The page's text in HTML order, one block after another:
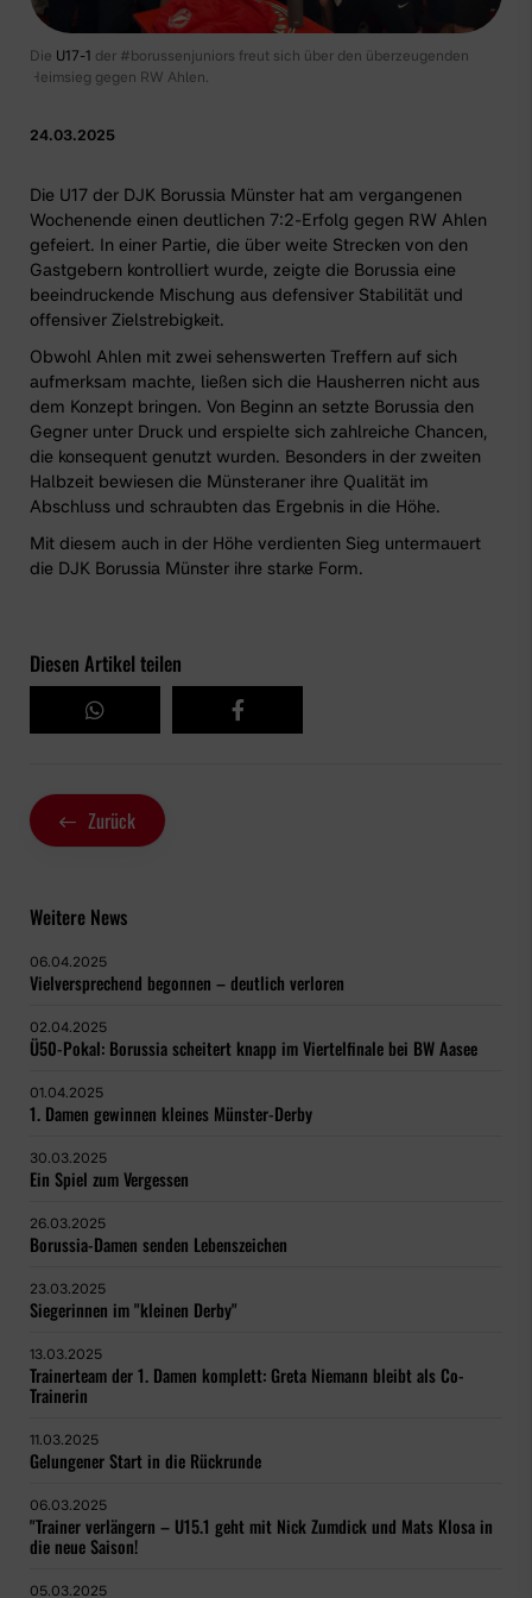
Die U17-1 der #borussenjuniors freut sich über den überzeugenden
Heimsieg gegen RW Ahlen.
24.03.2025
Die U17 der DJK Borussia Münster hat am vergangenen
Wochenende einen deutlichen 7:2-Erfolg gegen RW Ahlen
gefeiert. In einer Partie, die über weite Strecken von den
Gastgebern kontrolliert wurde, zeigte die Borussia eine
beeindruckende Mischung aus defensiver Stabilität und
offensiver Zielstrebigkeit.
Obwohl Ahlen mit zwei sehenswerten Treffern auf sich
aufmerksam machte, ließen sich die Hausherren nicht aus
dem Konzept bringen. Von Beginn an setzte Borussia den
Gegner unter Druck und erspielte sich zahlreiche Chancen,
die konsequent genutzt wurden. Besonders in der zweiten
Halbzeit bewiesen die Münsteraner ihre Qualität im
Abschluss und schraubten das Ergebnis in die Höhe.
Mit diesem auch in der Höhe verdienten Sieg untermauert
die DJK Borussia Münster ihre starke Form.
Diesen Artikel teilen
Zurück
Weitere News
06.04.2025
Vielversprechend begonnen – deutlich verloren
02.04.2025
Ü50-Pokal: Borussia scheitert knapp im Viertelfinale bei BW Aasee
01.04.2025
1. Damen gewinnen kleines Münster-Derby
30.03.2025
Ein Spiel zum Vergessen
26.03.2025
Borussia-Damen senden Lebenszeichen
23.03.2025
Siegerinnen im "kleinen Derby"
13.03.2025
Trainerteam der 1. Damen komplett: Greta Niemann bleibt als Co-
Trainerin
11.03.2025
Gelungener Start in die Rückrunde
06.03.2025
"Trainer verlängern – U15.1 geht mit Nick Zumdick und Mats Klosa in
die neue Saison!
05.03.2025